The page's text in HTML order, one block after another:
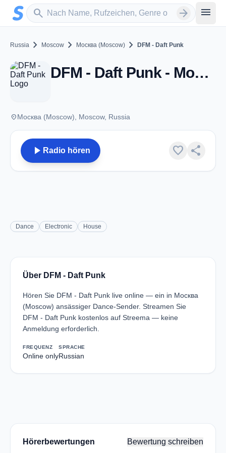
Zum Hauptinhalt springen
search
Sender suchen arrow_forward menu
Russia chevron_right Moscow chevron_right Москва (Moscow) chevron_right DFM - Daft Punk
DFM - Daft Punk - Москва (Moscow)
placeМосква (Moscow), Moscow, Russia
play_arrow Radio hören favorite share
Dance Electronic House
Über DFM - Daft Punk
Hören Sie DFM - Daft Punk live online — ein in Москва
(Moscow) ansässiger Dance-Sender. Streamen Sie
DFM - Daft Punk kostenlos auf Streema — keine
Anmeldung erforderlich.
FREQUENZ
Online only
SPRACHE
Russian
Hörerbewertungen Bewertung schreiben